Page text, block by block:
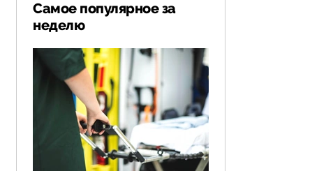
Самое популярное за
неделю